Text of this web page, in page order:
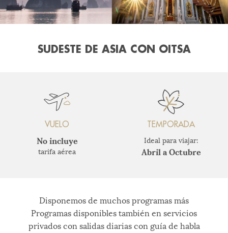
SUDESTE DE ASIA CON OITSA
VUELO
No incluye
tarifa aérea
TEMPORADA
Ideal para viajar:
Abril a Octubre
Disponemos de muchos programas más
Programas disponibles también en servicios
privados con salidas diarias con guía de habla